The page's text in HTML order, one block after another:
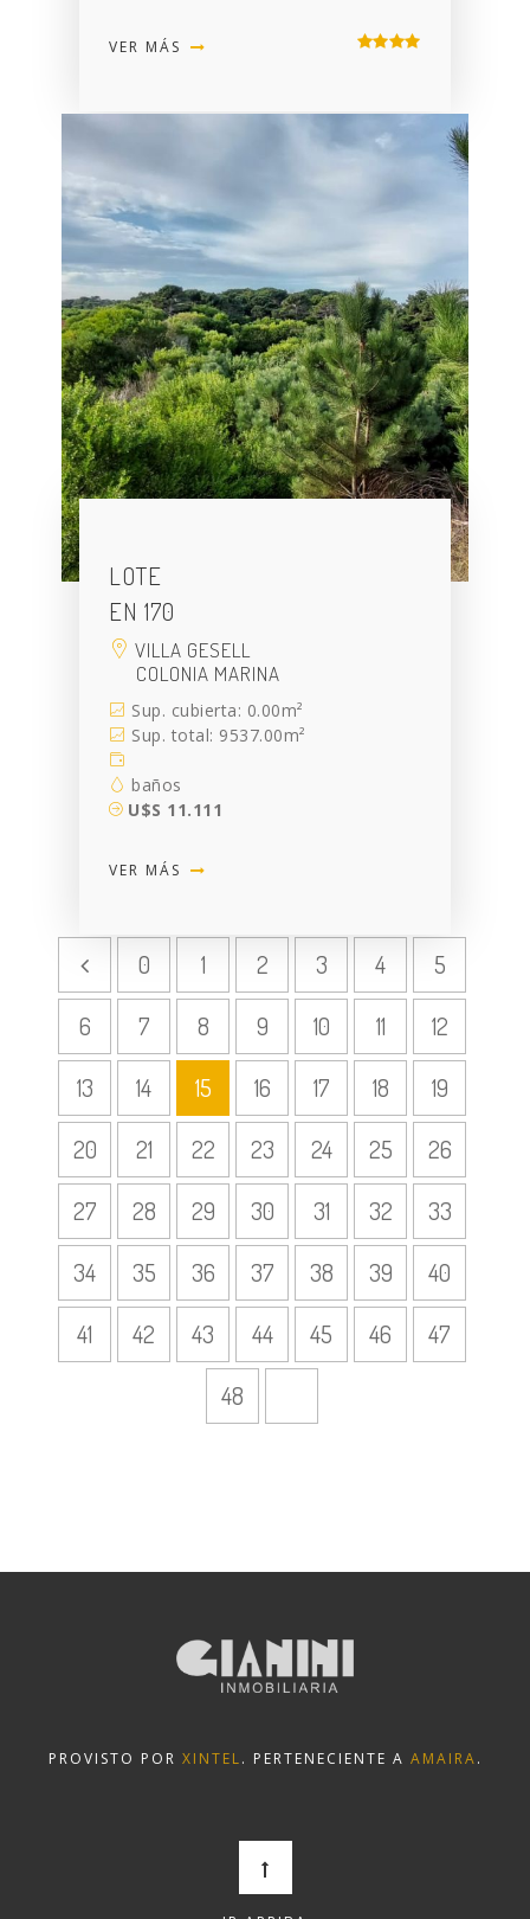
VER MÁS
LOTE
EN 170
VILLA GESELL
COLONIA MARINA
Sup. cubierta: 0.00m²
Sup. total: 9537.00m²
baños
U$S 11.111
VER MÁS
0 1 2 3 4
5
6
7 8 9 10 11
12
13
14 15 16 17 18
19
20
21 22 23 24 25
26
27
28 29 30 31 32
33
34
35 36 37 38 39
40
41
42 43 44 45 46
47
48
PROVISTO POR XINTEL. PERTENECIENTE A AMAIRA.